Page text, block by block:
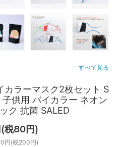
すべて見る
カラーマスク2枚セット S
供用 バイカラー ネオン
ク 抗菌 SALED
税80円)
円(税200円)